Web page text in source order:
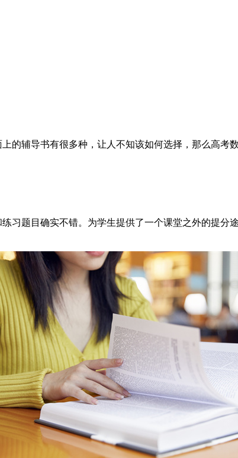
的辅导书有很多种，让人不知该如何选择，那么高考
习题目确实不错。为学生提供了一个课堂之外的提分